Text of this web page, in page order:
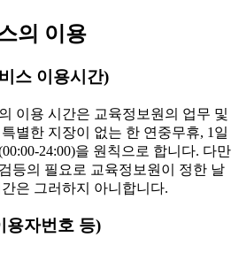
의 이용
스 이용시간)
이용 시간은 교육정보원의 업무 및
별한 지장이 없는 한 연중무휴, 1일
24:00)을 원칙으로 합니다. 다만
등의 필요로 교육정보원이 정한 날
은 그러하지 아니합니다.
용자번호 등)